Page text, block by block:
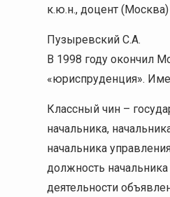
к.ю.н., доцент (Москва)
Пузыревский С.А.
В 1998 году окончил
«юриспруденция».
Классный чин –
начальника,
начальника
должность
деятельности